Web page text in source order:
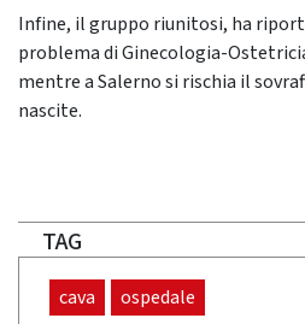
Infine, il gruppo riunitosi, ha
problema di Ginecologia-
mentre a Salerno si rischia il
nascite.
TAG
cava ospedale